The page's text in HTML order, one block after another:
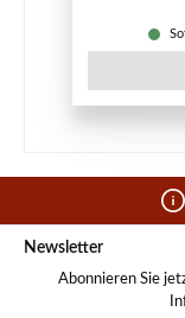
Newsletter
Abonnieren Sie